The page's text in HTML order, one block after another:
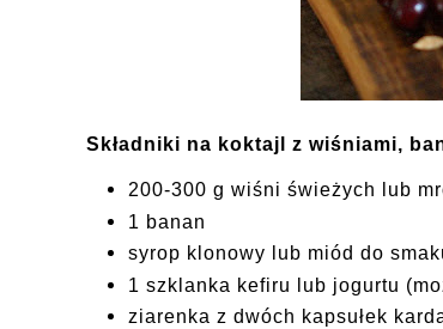
Składniki na koktajl z wiśniami,
200-300 g wiśni świeżych lub
1 banan
syrop klonowy lub miód do
1 szklanka kefiru lub jogurtu
ziarenka z dwóch kapsułek